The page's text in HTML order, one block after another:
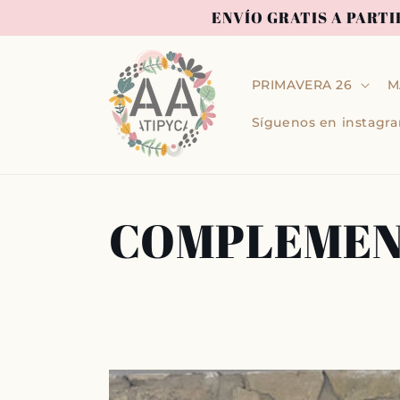
al contenido
ENVÍO GRATIS A
PRIMAVERA 26
Síguenos en
C
l